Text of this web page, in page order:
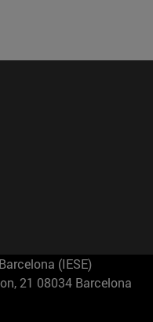
(IESE)
21 08034 Barcelona